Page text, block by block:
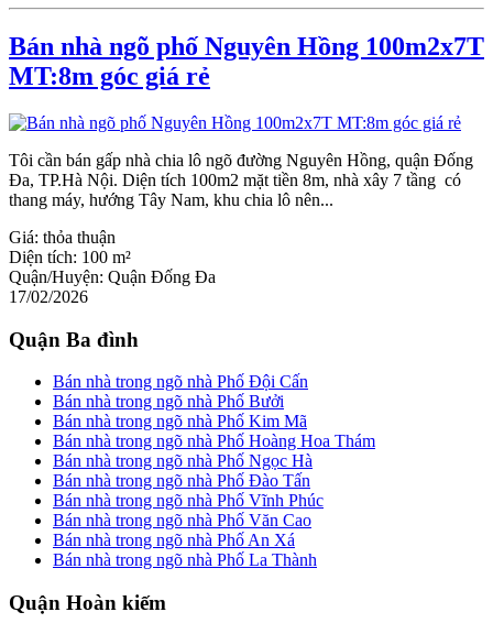
Bán nhà ngõ phố Nguyên Hồng 100m2x7T
MT:8m góc giá rẻ
Tôi cần bán gấp nhà chia lô ngõ đường Nguyên Hồng, quận Đống
Đa, TP.Hà Nội. Diện tích 100m2 mặt tiền 8m, nhà xây 7 tầng có
thang máy, hướng Tây Nam, khu chia lô nên...
Giá: thỏa thuận
Diện tích: 100 m²
Quận/Huyện: Quận Đống Đa
17/02/2026
Quận Ba đình
Bán nhà trong ngõ nhà Phố Đội Cấn
Bán nhà trong ngõ nhà Phố Bưởi
Bán nhà trong ngõ nhà Phố Kim Mã
Bán nhà trong ngõ nhà Phố Hoàng Hoa Thám
Bán nhà trong ngõ nhà Phố Ngọc Hà
Bán nhà trong ngõ nhà Phố Đào Tấn
Bán nhà trong ngõ nhà Phố Vĩnh Phúc
Bán nhà trong ngõ nhà Phố Văn Cao
Bán nhà trong ngõ nhà Phố An Xá
Bán nhà trong ngõ nhà Phố La Thành
Quận Hoàn kiếm